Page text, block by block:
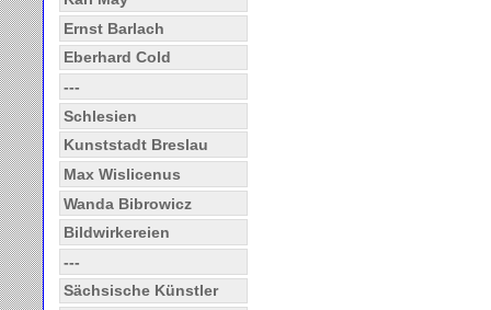
Ernst Barlach
Eberhard Cold
---
Schlesien
Kunststadt Breslau
Max Wislicenus
Wanda Bibrowicz
Bildwirkereien
---
Sächsische Künstler